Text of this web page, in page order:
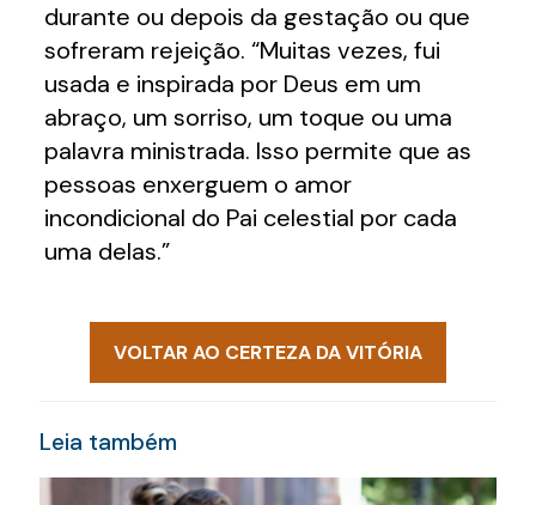
durante ou depois da gestação ou que
sofreram rejeição. “Muitas vezes, fui
usada e inspirada por Deus em um
abraço, um sorriso, um toque ou uma
palavra ministrada. Isso permite que as
pessoas enxerguem o amor
incondicional do Pai celestial por cada
uma delas.”
VOLTAR AO CERTEZA DA VITÓRIA
Leia também